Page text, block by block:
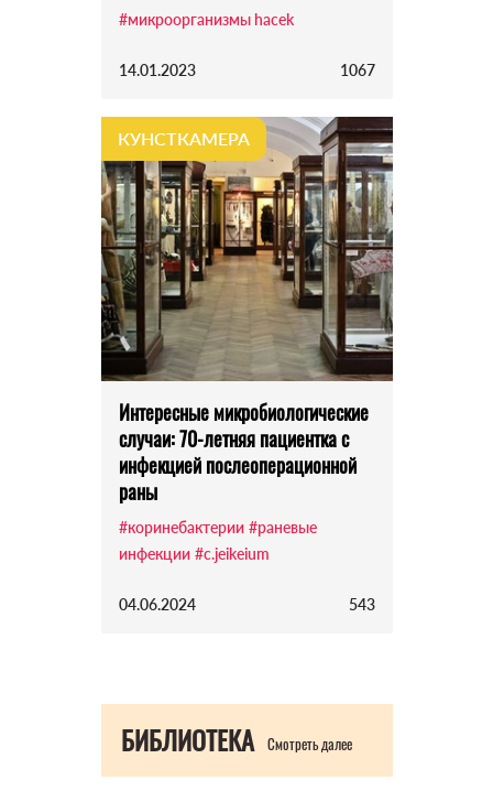
#микроорганизмы hacek
14.01.2023 1067
КУНСТКАМЕРА
Интересные микробиологические
случаи: 70-летняя пациентка с
инфекцией послеоперационной
раны
#коринебактерии #раневые
инфекции #c.jeikeium
04.06.2024 543
БИБЛИОТЕКА Смотреть далее